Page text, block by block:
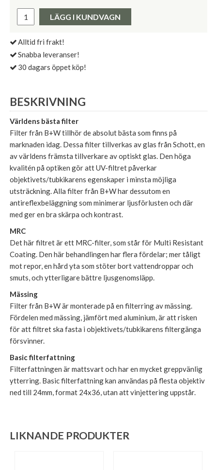
Pris:
LÄGG I KUNDVAGN
Alltid fri frakt!
Snabba leveranser!
30 dagars öppet köp!
BESKRIVNING
Världens bästa filter
Filter från B+W tillhör de absolut bästa som finns på
marknaden idag. Dessa filter tillverkas av glas från Schott, en
av världens främsta tillverkare av optiskt glas. Den höga
kvalitén på optiken gör att UV-filtret påverkar
objektivets/tubkikarens egenskaper i minsta möjliga
utsträckning. Alla filter från B+W har dessutom en
antireflexbeläggning som minimerar ljusförlusten och där
med ger en bra skärpa och kontrast.
MRC
Det här filtret är ett MRC-filter, som står för Multi Resistant
Coating. Den här behandlingen har flera fördelar; mer tåligt
mot repor, en hård yta som stöter bort vattendroppar och
smuts, och ytterligare bättre ljusgenomsläpp.
Mässing
Filter från B+W är monterade på en filterring av mässing.
Fördelen med mässing, jämfört med aluminium, är att risken
för att filtret ska fasta i objektivets/tubkikarens filtergänga
försvinner.
Basic filterfattning
Filterfattningen är mattsvart och har en mycket greppvänlig
ytterring. Basic filterfattning kan användas på flesta objektiv
ned till 24mm, format 24x36, utan att vinjettering uppstår.
LIKNANDE PRODUKTER